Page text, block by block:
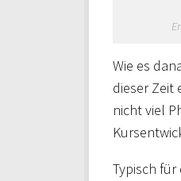
Wie es
dieser Zeit
nicht viel
Typisch